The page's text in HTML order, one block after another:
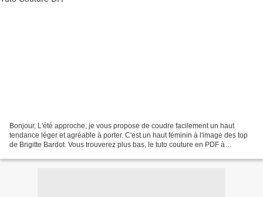
Bonjour, L'été approche, je vous propose de coudre facilement un haut
tendance léger et agréable à porter. C'est un haut féminin à l'image des top
de Brigitte Bardot. Vous trouverez plus bas, le tuto couture en PDF à